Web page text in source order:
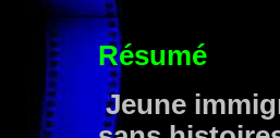
Résumé
Jeune